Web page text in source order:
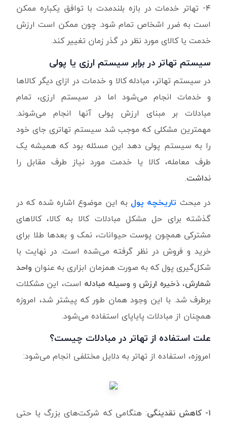
۴- تهاتر خدمات در بازه بلندمدت با توافق یکباره ممکن
است به ضرر اشخاص تمام شود. چون ممکن است ارزش
خدمت یا کالای مورد نظر در گذر زمان تغییر کند.
سیستم تهاتر در برابر سیستم ارزی یا پولی
در سیستم تهاتر، مبادله کالا و خدمات در ازای دیگر کالاها
و خدمات انجام می‌شود اما در سیستم ارزی، تمام
مبادلات بر مبنای ارزش پولی آنها انجام می‌شوند.
مهمترین مشکلی که موجب شد سیستم تهاتری جای خود
را به سیستم پولی دهد این مسئله بود که همیشه یک
طرف معامله، کالا یا خدمت مورد نیاز طرف مقابل را
نداشت.
در مبحث تاریخچه پول به این موضوع اشاره شده که در
گذشته برای حل مشکل مبادلات کالا به کالا، کالاهای
مشترکی همچون پوست حیوانات، نمک و بعدها طلا برای
خرید و فروش در نظر گرفته می‌شده است. در نهایت با
شکل‌گیری پول که به صورت همزمان ابزاری به عنوان واحد
شمارش، ذخیره ارزش و وسیله مبادله است، این مشکلات
برطرف شد. با این وجود همان طور که پیشتر شد، امروزه
همچنان از مبادلات پایاپای استفاده می‌شود.
علت استفاده از تهاتر در مبادلات چیست؟
امروزه، استفاده از تهاتر به دلایل مختلفی انجام می‌شود:
۱- کاهش نقدینگی: هنگامی که شرکت‌های بزرگ یا حتی